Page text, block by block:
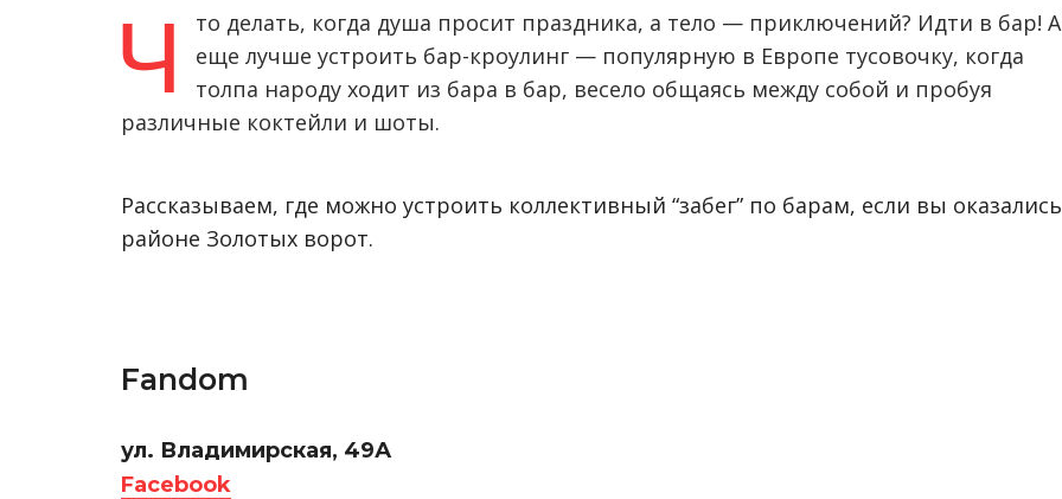
Ч
то делать, когда душа просит праздника, а тело — приключений? Идти в бар! А
еще лучше устроить бар-кроулинг — популярную в Европе тусовочку, когда
толпа народу ходит из бара в бар, весело общаясь между собой и пробуя
различные коктейли и шоты.
Рассказываем, где можно устроить коллективный “забег” по барам, если вы
районе Золотых ворот.
Fandom
ул. Владимирская, 49А
Facebook